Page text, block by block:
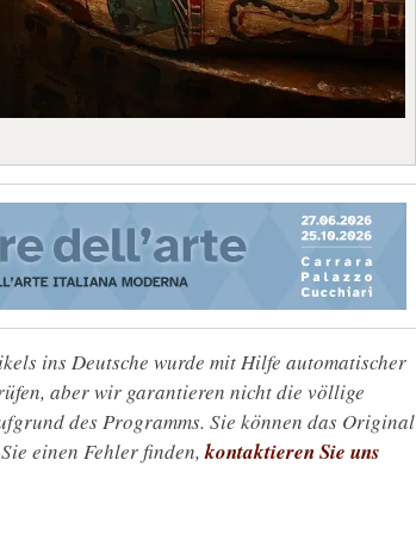
ins Deutsche wurde mit Hilfe automatischer
aber wir garantieren nicht die völlige
des Programms. Sie können das Original
einen Fehler finden,kontaktieren Sie uns